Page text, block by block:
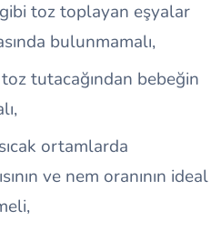
toz toplayan eşyalar
bulunmamalı,
tutacağından bebeğin
ortamlarda
ve nem oranının ideal